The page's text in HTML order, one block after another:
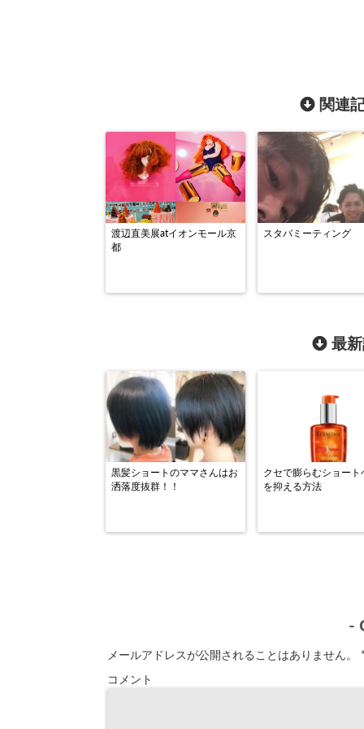
関連
渡辺直美展atイオンモール京
都
スタバミーティング
最
黒髪ショートのママさんはお
洒落度抜群！！
クセで膨らむショート
を抑える方法
-
メールアドレスが公開されることはありません。
コメント